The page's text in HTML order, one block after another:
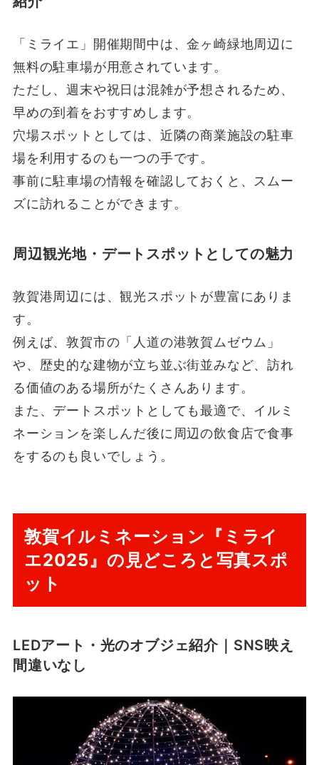
「ミライエ」開催期間中は、金ヶ崎緑地周辺に
無料の駐車場が用意されています。
ただし、週末や祝日は混雑が予想されるため、
早めの到着をおすすめします。
穴場スポットとしては、近隣の商業施設の駐車
場を利用するのも一つの手です。
事前に駐車場の情報を確認しておくと、スムー
ズに訪れることができます。
周辺観光地・デートスポットとしての魅力
敦賀港周辺には、観光スポットが豊富にありま
す。
例えば、敦賀市の「人道の港敦賀ムゼウム」
や、歴史的な建物が立ち並ぶ街並みなど、訪れ
る価値のある場所がたくさんあります。
また、デートスポットとしても最適で、イルミ
ネーションを楽しんだ後に周辺の飲食店で食事
をするのも良いでしょう。
敦賀イルミネーション『ミライ
エ2025』の見どころと写真スポ
ット
LEDアート・光のオブジェ紹介｜SNS映え
間違いなし